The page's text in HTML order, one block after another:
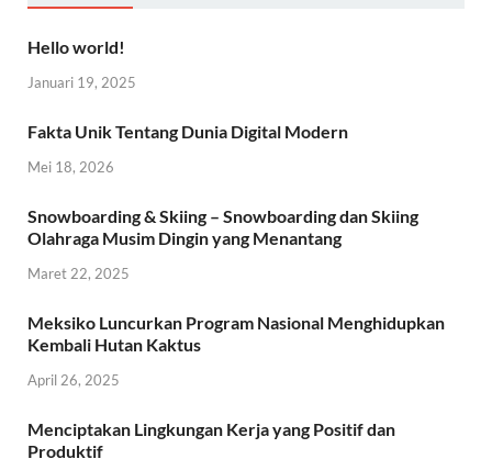
Hello world!
Januari 19, 2025
Fakta Unik Tentang Dunia Digital Modern
Mei 18, 2026
Snowboarding & Skiing – Snowboarding dan Skiing
Olahraga Musim Dingin yang Menantang
Maret 22, 2025
Meksiko Luncurkan Program Nasional Menghidupkan
Kembali Hutan Kaktus
April 26, 2025
Menciptakan Lingkungan Kerja yang Positif dan
Produktif